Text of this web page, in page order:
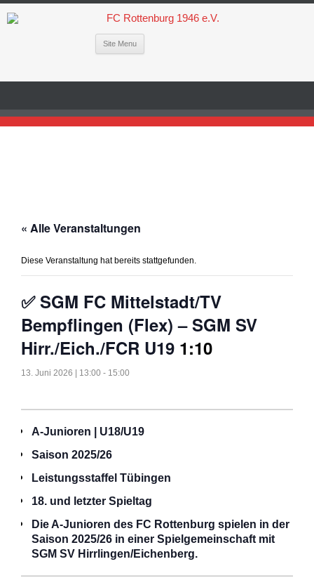
Site Menu
« Alle Veranstaltungen
Diese Veranstaltung hat bereits stattgefunden.
✅ SGM FC Mittelstadt/TV
Bempflingen (Flex) – SGM SV
Hirr./Eich./FCR U19 1:10
13. Juni 2026 | 13:00 - 15:00
A-Junioren | U18/U19
Saison 2025/26
Leistungsstaffel Tübingen
18. und letzter Spieltag
Die A-Junioren des FC Rottenburg spielen in der
Saison 2025/26 in einer Spielgemeinschaft mit
SGM SV Hirrlingen/Eichenberg.